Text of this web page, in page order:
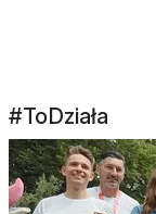
#ToDziała